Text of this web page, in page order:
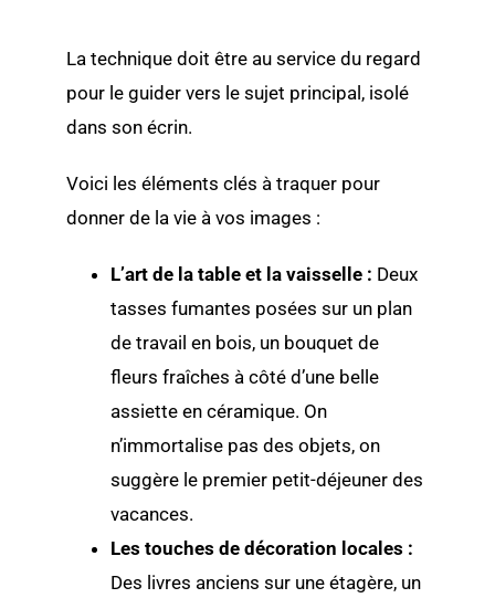
La technique doit être au service du regard
pour le guider vers le sujet principal, isolé
dans son écrin.
Voici les éléments clés à traquer pour
donner de la vie à vos images :
L’art de la table et la vaisselle : Deux
tasses fumantes posées sur un plan
de travail en bois, un bouquet de
fleurs fraîches à côté d’une belle
assiette en céramique. On
n’immortalise pas des objets, on
suggère le premier petit-déjeuner des
vacances.
Les touches de décoration locales :
Des livres anciens sur une étagère, un